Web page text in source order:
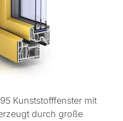
Kunststofffenster mit
durch große